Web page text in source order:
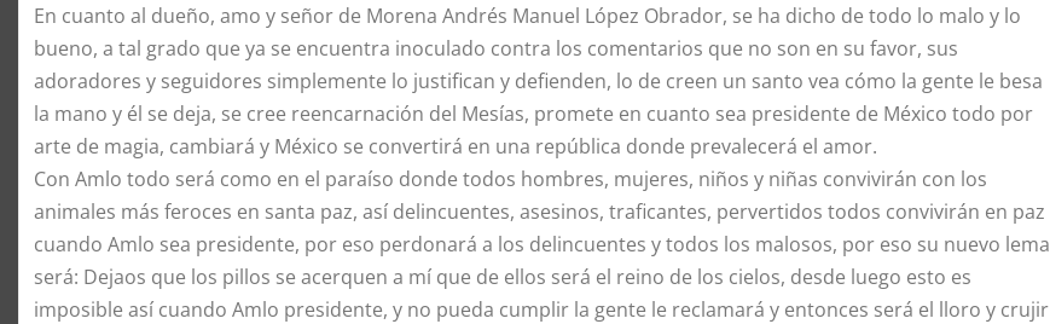
​En cuanto al dueño, amo y señor de Morena Andrés Manuel López Obrador, se ha dicho de todo lo malo y lo
bueno, a tal grado que ya se encuentra inoculado contra los comentarios que no son en su favor, sus
adoradores y seguidores simplemente lo justifican y defienden, lo de creen un santo vea cómo la gente le besa
la mano y él se deja, se cree reencarnación del Mesías, promete en cuanto sea presidente de México todo por
arte de magia, cambiará y México se convertirá en una república donde prevalecerá el amor.
Con Amlo todo será como en el paraíso donde todos hombres, mujeres, niños y niñas convivirán con los
animales más feroces en santa paz, así delincuentes, asesinos, traficantes, pervertidos todos convivirán en paz
cuando Amlo sea presidente, por eso perdonará a los delincuentes y todos los malosos, por eso su nuevo lema
será: Dejaos que los pillos se acerquen a mí que de ellos será el reino de los cielos, desde luego esto es
imposible así cuando Amlo presidente, y no pueda cumplir la gente le reclamará y entonces será el lloro y crujir